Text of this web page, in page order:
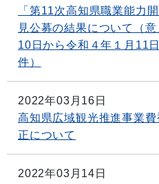
「第11次高知県職業能力
見公募の結果について（
10日から令和４年１月11
件）
2022年03月16日
高知県広域観光推進事業
正について
2022年03月14日